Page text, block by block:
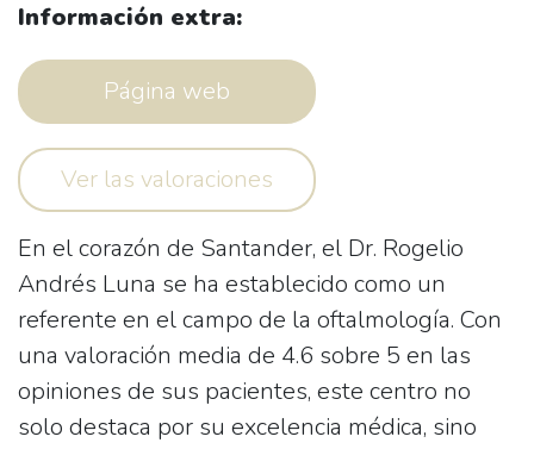
Información extra:
Página web
Ver las valoraciones
En el corazón de Santander, el Dr. Rogelio
Andrés Luna se ha establecido como un
referente en el campo de la oftalmología. Con
una valoración media de 4.6 sobre 5 en las
opiniones de sus pacientes, este centro no
solo destaca por su excelencia médica, sino